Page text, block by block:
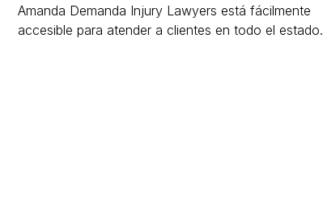
Amanda Demanda Injury Lawyers está fácilmente
accesible para atender a clientes en todo el estado.